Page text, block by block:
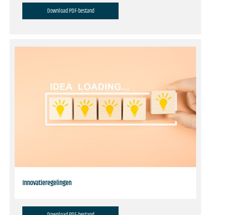
Download PDF-bestand
Innovatieregelingen